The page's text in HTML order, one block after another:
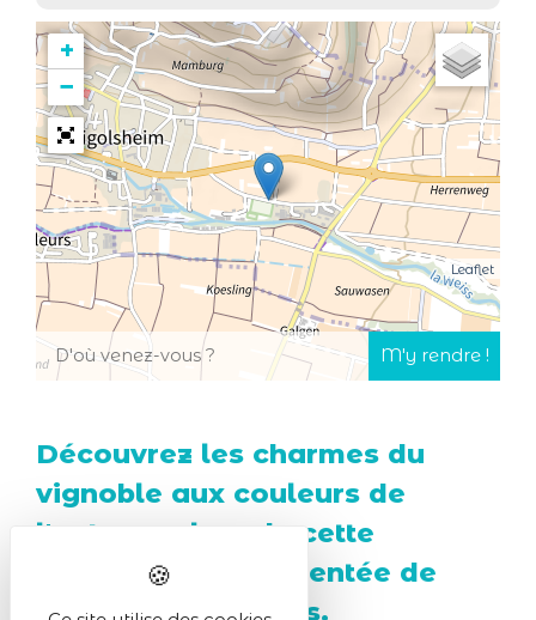
+
−
Leaflet
Découvrez les charmes du
vignoble aux couleurs de
l'automne lors de cette
promenade agrémentée de
haltes gourmandes.